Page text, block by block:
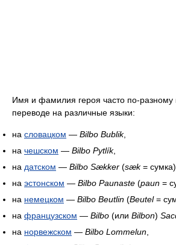
Имя и фамилия героя часто по-разному
переводе на различные языки:
на словацком — Bilbo Bublik,
на чешском — Bilbo Pytlík,
на датском — Bilbo Sækker (sæk= сумка),
на эстонском — Bilbo Paunaste (paun =
на немецком — Bilbo Beutlin (Beutel=
на французском — Bilbo (или Bilbon)
на норвежском — Bilbo Lommelun